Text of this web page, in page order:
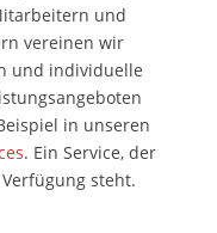
und
vereinen wir
und individuelle
in unseren
. Ein Service, der
steht.